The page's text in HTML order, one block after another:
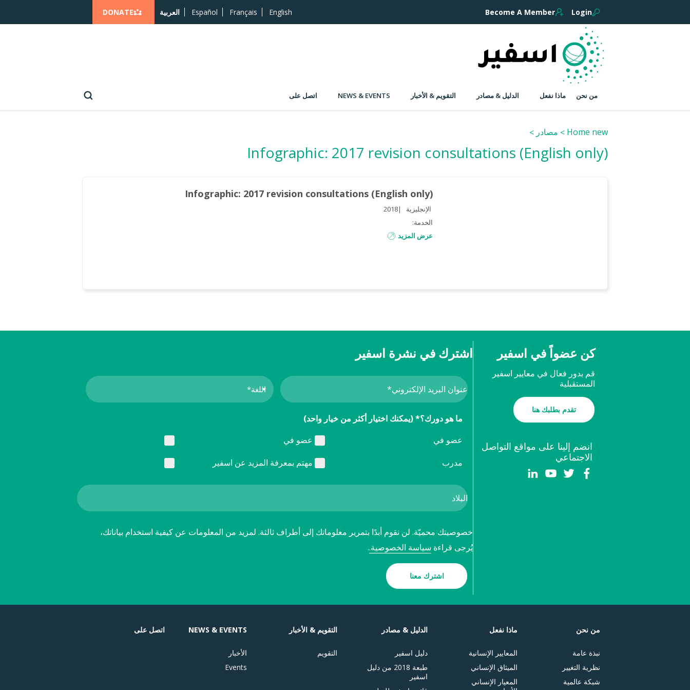
Login
Become A Member
English
Français
Español العربية DONATE
من نحن ماذا نفعل الدليل & مصادر التقويم & الأخبار NEWS & EVENTS اتصل على
Home new مصادر
Infographic: 2017 revision consultations (English only)
Infographic: 2017 revision consultations (English only)
الإنجليزية
2018
الخدمة:
عرض المزيد
كن عضواً في اسفير
قم بدور فعال في معايير اسفير
المستقبلية
تقدم بطلبك هنا
انضم إلينا على مواقع التواصل
الاجتماعي
اشترك في نشرة اسفير
ما هو دورك؟* (يمكنك اختيار أكثر من خيار واحد)
عضو في
عضو في
مدرب
مهتم بمعرفة المزيد عن اسفير
خصوصيتك محميّة. لن نقوم أبدًا بتمرير معلوماتك إلى أطراف ثالثة. لمزيد من المعلومات عن كيفية استخدام بياناتك،
يُرجى قراءة سياسة الخصوصية..
اشترك معنا
من نحن
نبذة عامة
نظرية التغيير
شبكة عالمية
ماذا نفعل
المعايير الإنسانية
الميثاق الإنساني
المعيار الإنساني
الدليل & مصادر
دليل اسفير
طبعة 2018 من دليل
اسفير
التقويم & الأخبار
التقويم
NEWS & EVENTS
الأخبار
Events
اتصل على